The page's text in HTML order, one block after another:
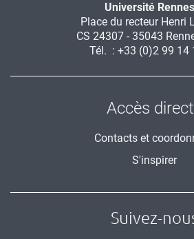
Université
Place du recteur Henri
CS 24307 - 35043
Tél. : +33 (0)2 99 14
Accès
Contacts et
S'inspirer
Suivez-